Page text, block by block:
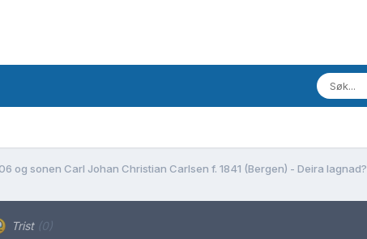
og sonen Carl Johan Christian Carlsen f. 1841 (Bergen) - Deira lagnad?
Trist (0)